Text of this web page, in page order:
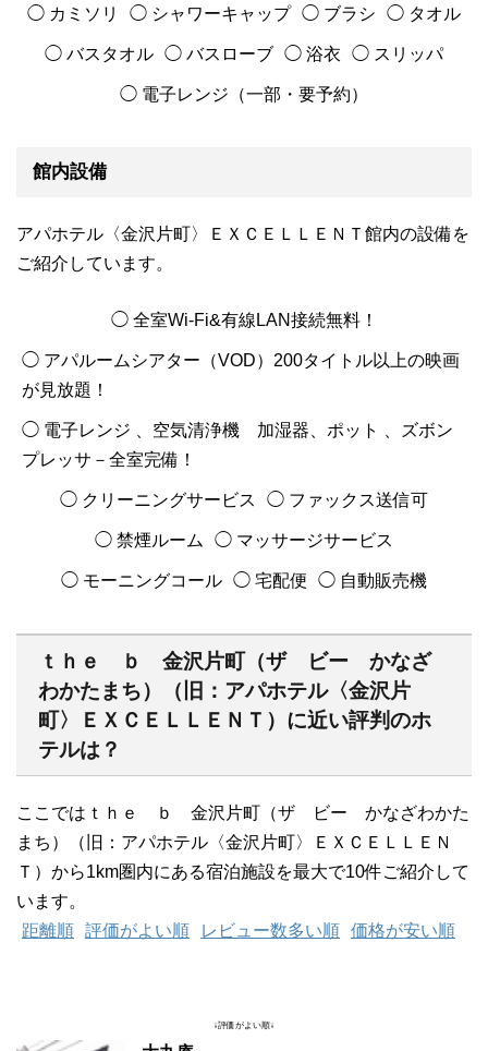
◯ カミソリ ◯ シャワーキャップ ◯ ブラシ ◯ タオル
◯ バスタオル ◯ バスローブ ◯ 浴衣 ◯ スリッパ
◯ 電子レンジ（一部・要予約）
館内設備
アパホテル〈金沢片町〉ＥＸＣＥＬＬＥＮＴ館内の設備を
ご紹介しています。
◯ 全室Wi-Fi&有線LAN接続無料！
◯ アパルームシアター（VOD）200タイトル以上の映画
が見放題！
◯ 電子レンジ 、空気清浄機 加湿器、ポット 、ズボン
プレッサ－全室完備！
◯ クリーニングサービス ◯ ファックス送信可
◯ 禁煙ルーム ◯ マッサージサービス
◯ モーニングコール ◯ 宅配便 ◯ 自動販売機
ｔｈｅ ｂ 金沢片町（ザ ビー かなざ
わかたまち）（旧：アパホテル〈金沢片
町〉ＥＸＣＥＬＬＥＮＴ）に近い評判のホ
テルは？
ここではｔｈｅ ｂ 金沢片町（ザ ビー かなざわかた
まち）（旧：アパホテル〈金沢片町〉ＥＸＣＥＬＬＥＮ
Ｔ）から1km圏内にある宿泊施設を最大で10件ご紹介して
います。
距離順 評価がよい順 レビュー数多い順 価格が安い順
↓評価がよい順↓